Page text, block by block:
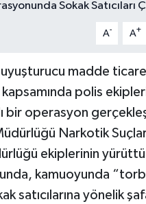
A- A+
uyuşturucu madde
polis
bir operasyon
Narkotik
ekiplerinin
kamuoyunda
satıcılarına yönelik